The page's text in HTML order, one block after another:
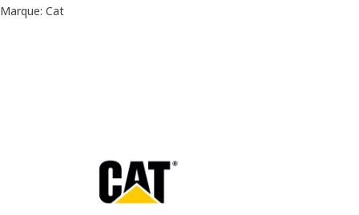
Marque: Cat